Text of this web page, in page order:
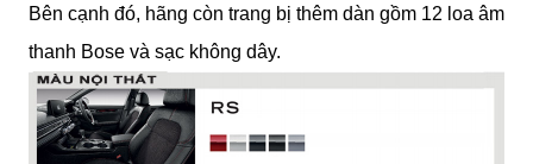
Bên cạnh đó, hãng còn trang bị thêm dàn gồm 12 loa âm
thanh Bose và sạc không dây.